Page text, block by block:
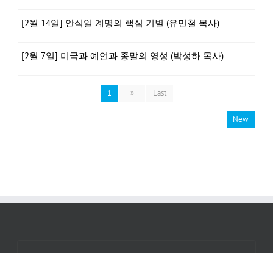
[2월 14일] 안식일 계명의 핵심 기별 (유민철 목사)
[2월 7일] 미국과 예언과 종말의 영성 (박성하 목사)
1 » Last
New